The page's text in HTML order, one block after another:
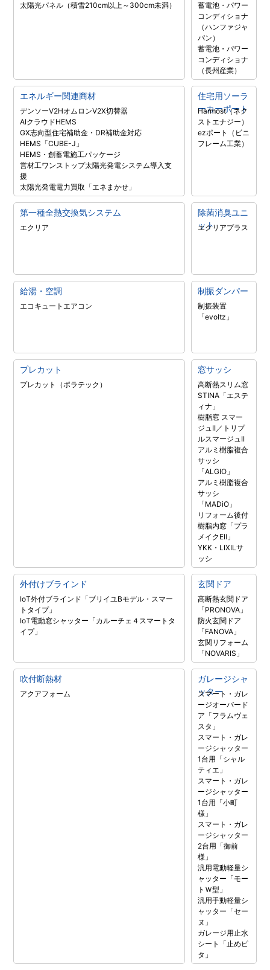
太陽光パネル（積雪210cm以上～300cm未満）
蓄電池・パワー
コンディショナ
（ハンファジャ
パン）
蓄電池・パワー
コンディショナ
（長州産業）
エネルギー関連商材
デンソーV2HオムロンV2X切替器
AIクラウドHEMS
GX志向型住宅補助金・DR補助金対応
HEMS「CUBE-J」
HEMS・創蓄電施工パッケージ
営材工ワンストップ太陽光発電システム導入支
援
太陽光発電電力買取「エネまかせ」
住宅用ソーラ
ーカーポート
Harmost（ネク
ストエナジー）
ezポート（ビニ
フレーム工業）
第一種全熱交換気システム
エクリア
除菌消臭ユニ
ット
エクリアプラス
給湯・空調
エコキュートエアコン
制振ダンパー
制振装置
「evoltz」
プレカット
プレカット（ポラテック）
窓サッシ
高断熱スリム窓
STINA「エステ
ィナ」
樹脂窓 スマー
ジュII／トリプ
ルスマージュII
アルミ樹脂複合
サッシ
「ALGIO」
アルミ樹脂複合
サッシ
「MADiO」
リフォーム後付
樹脂内窓「プラ
メイクEⅡ」
YKK・LIXILサ
ッシ
外付けブラインド
IoT外付ブラインド「ブリイユBモデル・スマー
トタイプ」
IoT電動窓シャッター「カルーチェ４スマートタ
イプ」
玄関ドア
高断熱玄関ドア
「PRONOVA」
防火玄関ドア
「FANOVA」
玄関リフォーム
「NOVARIS」
吹付断熱材
アクアフォーム
ガレージシャ
ッター
スマート・ガレ
ージオーバード
ア「フラムヴェ
スタ」
スマート・ガレ
ージシャッター
1台用「シャル
ティエ」
スマート・ガレ
ージシャッター
1台用「小町
様」
スマート・ガレ
ージシャッター
2台用「御前
様」
汎用電動軽量シ
ャッター「モー
トＷ型」
汎用手動軽量シ
ャッター「セー
ヌ」
ガレージ用止水
シート「止めピ
タ」